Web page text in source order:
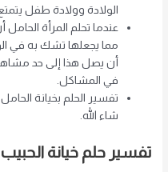
الولادة وولادة طفل
عندما تحلم المرأة
مما يجعلها تشك به في
أن يصل هذا إلى حد
في المشاكل.
تفسير الحلم بخيانة
شاء الله.
تفسير حلم خيانة الحبيب